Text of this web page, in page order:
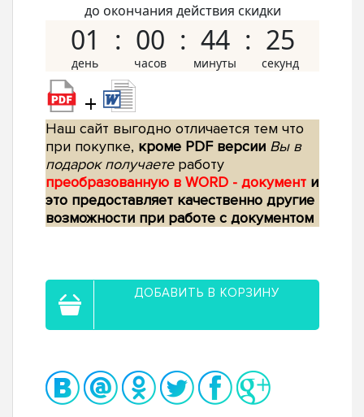
до окончания действия скидки
01 00 44 24
+
Наш сайт выгодно отличается тем что
при покупке, кроме PDF версии Вы в
подарок получаетеработу
преобразованную в WORD - документ и
это предоставляет качественно другие
возможности при работе с документом
ДОБАВИТЬ В КОРЗИНУ